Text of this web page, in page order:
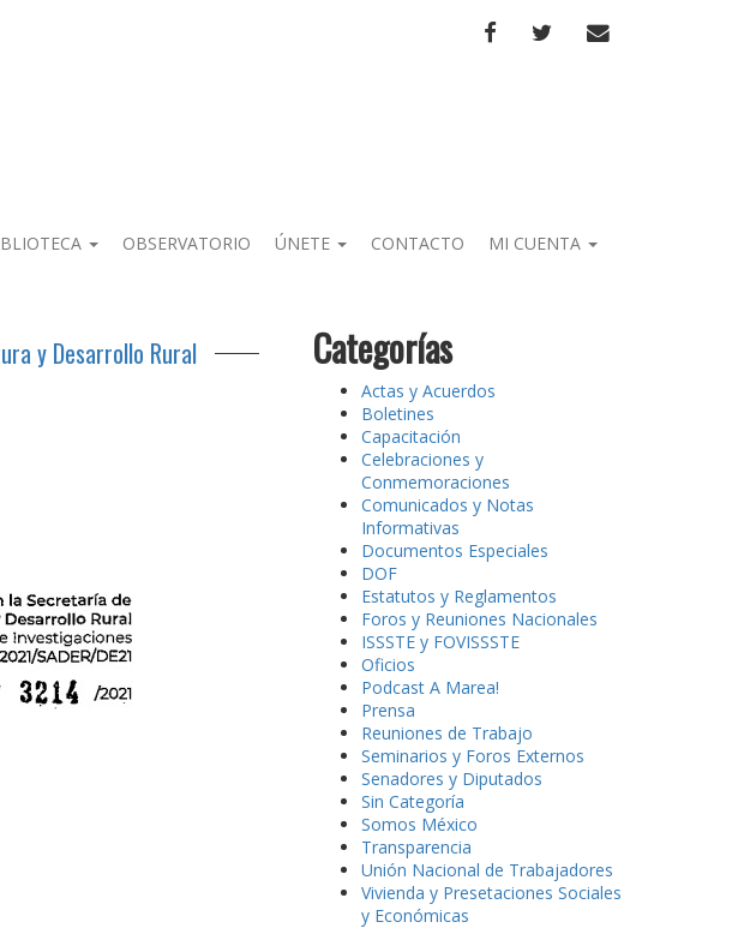
FACEBOOKTWITTERCORREO
OBSERVATORIO ÚNETE CONTACTO MI CUENTA
y Desarrollo Rural Categorías
Actas y Acuerdos
Boletines
Capacitación
Celebraciones y
Conmemoraciones
Comunicados y Notas
Informativas
Documentos Especiales
DOF
Estatutos y Reglamentos
Foros y Reuniones Nacionales
ISSSTE y FOVISSSTE
Oficios
Podcast A Marea!
Prensa
Reuniones de Trabajo
Seminarios y Foros Externos
Senadores y Diputados
Sin Categoría
Somos México
Transparencia
Unión Nacional de Trabajadores
Vivienda y Presetaciones Sociales
y Económicas